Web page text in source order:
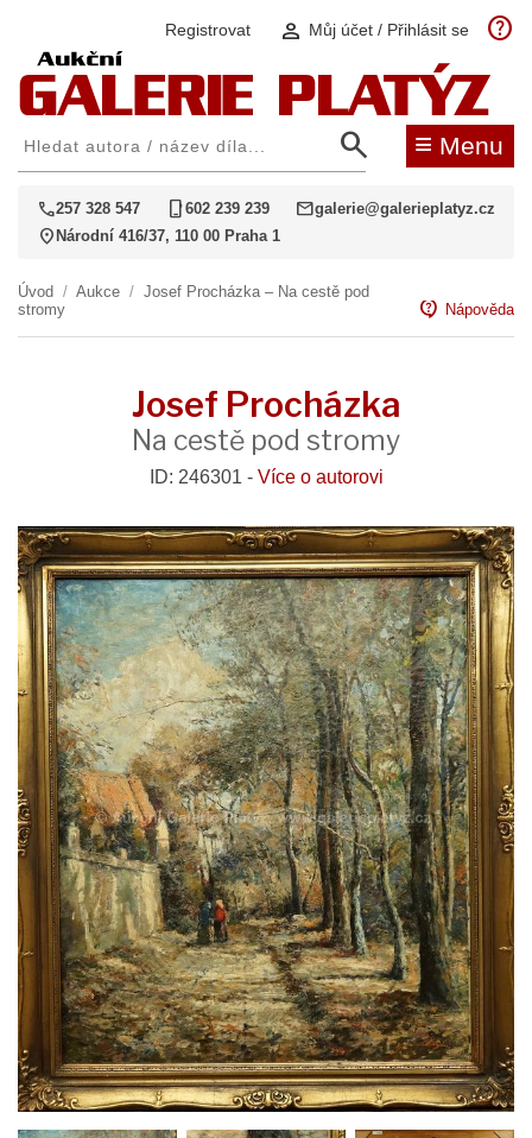
Registrovat person Můj účet / Přihlásit se help
search ≡ Menu
call257 328 547 phone_iphone602 239 239 mailgalerie@galerieplatyz.cz
location_on Národní 416/37, 110 00 Praha 1
Úvod / Aukce / Josef Procházka – Na cestě pod
stromy
contact_support Nápověda
Josef Procházka
Na cestě pod stromy
ID: 246301 - Více o autorovi